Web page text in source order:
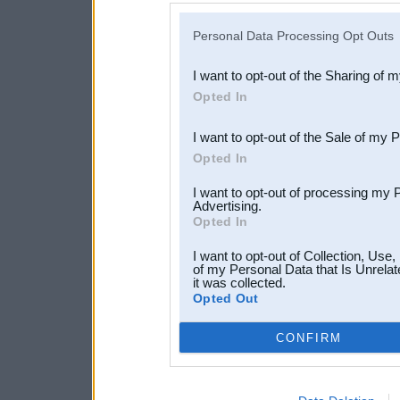
Downstream Participants
third parties.
Personal Data Processing Opt Outs
I want to opt-out of the Sharing of
Opted In
I want to opt-out of the Sale of my
Opted In
I want to opt-out of processing my
Advertising.
Opted In
I want to opt-out of Collection,
of my Personal Data that Is
it was collected.
Opted Out
CONFIRM